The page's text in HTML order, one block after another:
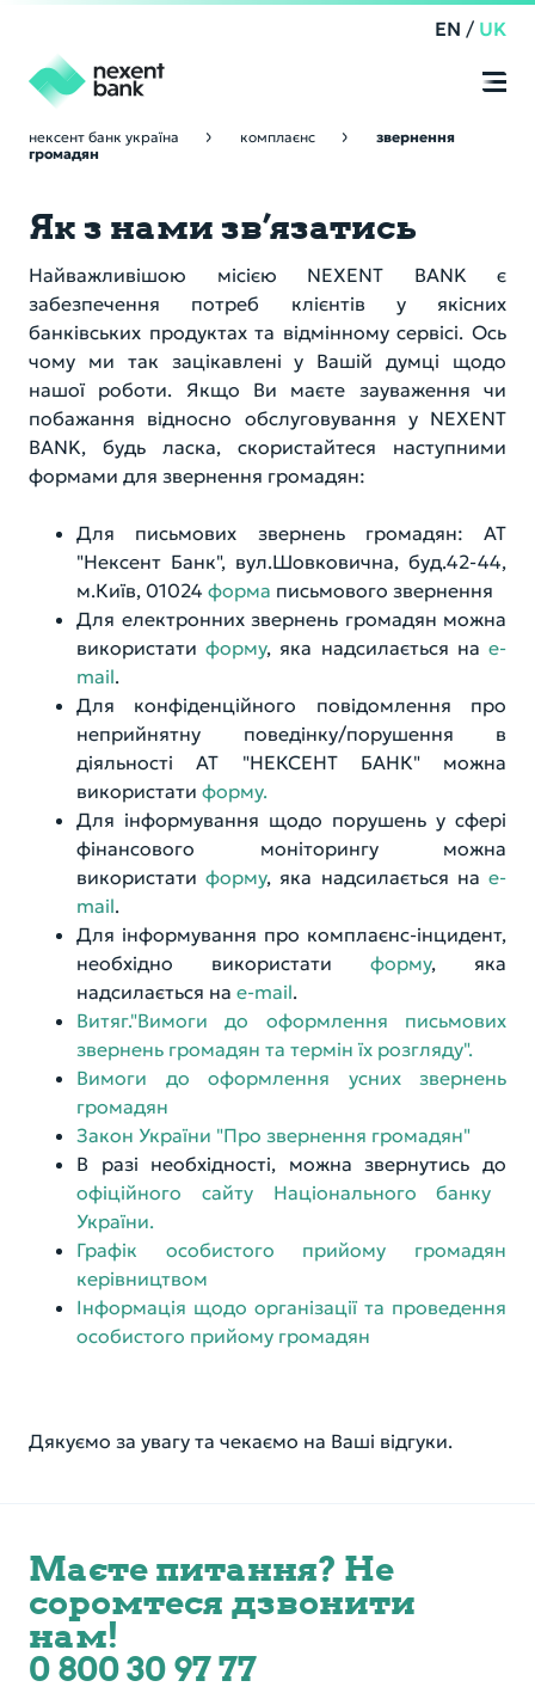
EN / UK
Приватним клієнтам
Строковий вклад
Поточний рахунок
Депозитарні послуги
Бізнесу
Депозити
Платіжні послуги
Кредитування
Депозитарні послуги
Керівництво
Наглядова Рада
Правління
Кодекс корпоративного управління
Положення про Управління внутрішнього аудиту
Комплаєнс
Група компаній Nexent Bank NV
Звернення громадян
Інформація для пов’язаних осіб
Про Банк
Кореспондентські рахунки
Фінансові звіти
Інформація до оприлюднення
Установчі документи
Структура власності банку
Показники діяльності банку
Інформація для акціонерів та стейкхолдерів
Наші Контакти
нексент банк україна комплаєнс
звернення
громадян
Як з нами зв’язатись
Найважливішою місією NEXENT BANK є
забезпечення потреб клієнтів у якісних
банківських продуктах та відмінному сервісі. Ось
чому ми так зацікавлені у Вашій думці щодо
нашої роботи. Якщо Ви маєте зауваження чи
побажання відносно обслуговування у NEXENT
BANK, будь ласка, скористайтеся наступними
формами для звернення громадян:
Для письмових звернень громадян: АТ
"Нексент Банк", вул.Шовковична, буд.42-44,
м.Київ, 01024 форма письмового звернення
Для електронних звернень громадян можна
використатиформу, яка надсилається наe-
mail.
Для конфіденційного повідомлення про
неприйнятну поведінку/порушення в
діяльності АТ "НЕКСЕНТ БАНК" можна
використати форму.
Для інформування щодо порушень у сфері
фінансового моніторингу можна
використатиформу, яка надсилається наe-
mail.
Для інформування про комплаєнс-інцидент,
необхідно використати форму, яка
надсилається на e-mail.
Витяг."Вимоги до оформлення письмових
звернень громадян та термін їх розгляду".
Вимоги до оформлення усних звернень
громадян
Закон України "Про звернення громадян"
В разі необхідності, можна звернутись до
офіційного сайту Національного банку
України.
Графік особистого прийому громадян
керівництвом
Інформація щодо організації та проведення
особистого прийому громадян
Дякуємо за увагу та чекаємо на Ваші відгуки.
Маєте питання? Не
соромтеся дзвонити
нам!
0 800 30 97 77